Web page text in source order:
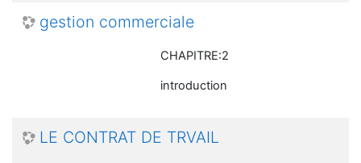
gestion commerciale
CHAPITRE:2
introduction
LE CONTRAT DE TRVAIL